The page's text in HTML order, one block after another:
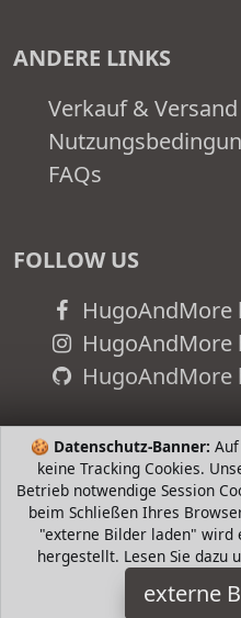
🍪 Datenschutz-Banner:
keine Tracking Cookies.
Betrieb notwendige Session
beim Schließen Ihres
"externe Bilder laden" wird
hergestellt. Lesen Sie dazu
externe
ANDERE LINKS
Verkauf & Versand
FAQs
FOLLOW US
HugoAndMore
HugoAndMore
HugoAndMore